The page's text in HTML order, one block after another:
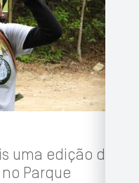
uma edição do
Parque